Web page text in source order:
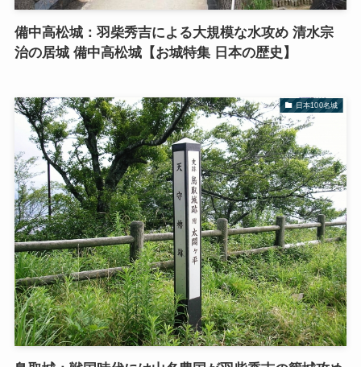
備中高松城：羽柴秀吉による大規模な水攻め 清水宗
治の居城 備中高松城【お城特集 日本の歴史】
日本100名城